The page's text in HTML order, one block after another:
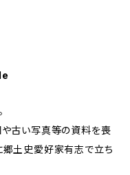
古い写真等の資料を喪
土史愛好家有志で立ち